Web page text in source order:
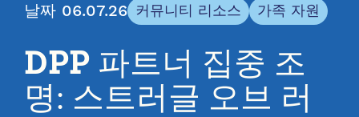
날짜 06.07.26 커뮤니티 리소스 가족 자원
DPP 파트너 집중 조
명: 스트러글 오브 러